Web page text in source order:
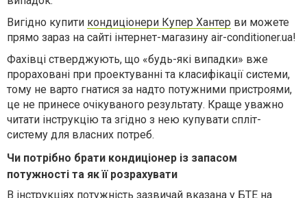
Вигідно купити кондиціонери Купер Хантер ви можете
прямо зараз на сайті інтернет-магазину air-conditioner.ua!
Фахівці стверджують, що «будь-які випадки» вже
прораховані при проектуванні та класифікації системи,
тому не варто гнатися за надто потужними пристроями,
це не принесе очікуваного результату. Краще уважно
читати інструкцію та згідно з нею купувати спліт-
систему для власних потреб.
Чи потрібно брати кондиціонер із запасом
потужності та як її розрахувати
В інструкціях потужність зазвичай вказана у БТЕ на